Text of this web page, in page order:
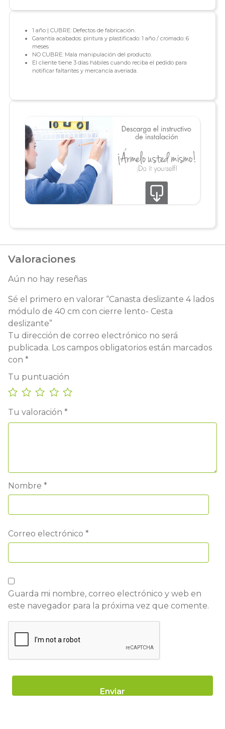
1 año | CUBRE: Defectos de fabricación.
Garantía acabados: pintura y plastificado: 1 año / cromado: 6
meses
NO CUBRE: Mala manipulación del producto.
El cliente tiene 3 días hábiles cuando reciba el pedido para
notificar faltantes y mercancía averiada.
Valoraciones
Aún no hay reseñas
Sé el primero en valorar “Canasta deslizante 4 lados
módulo de 40 cm con cierre lento- Cesta
deslizante”
Tu dirección de correo electrónico no será
publicada. Los campos obligatorios están marcados
con *
Tu puntuación
Tu valoración *
Nombre *
Correo electrónico *
Guarda mi nombre, correo electrónico y web en
este navegador para la próxima vez que comente.